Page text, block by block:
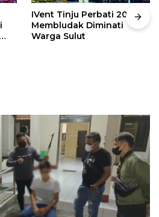
IVent Tinju Perbati 2026
Membludak Diminati
Warga Sulut